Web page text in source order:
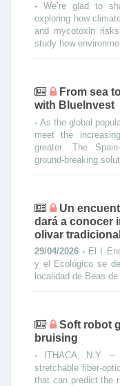
- We’re glad to
exploring how
and mycotoxin
study how
From sea
with BlueInvest
-As the global
meet the
greater. The
ground-breaking
Un
dará a conocer
olivar
29/04/2026 - El I
y el Ecológico se
localidad de Beas
Soft robot
bruising
- ITHACA, N.Y. –
stretchable fiber-
that can predict the